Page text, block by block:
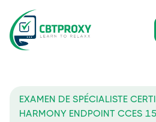
EXAMEN DE SPÉCIALISTE
HARMONY ENDPOINT CCES